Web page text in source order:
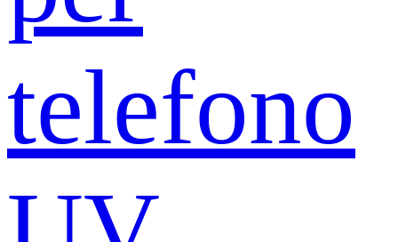
telefono